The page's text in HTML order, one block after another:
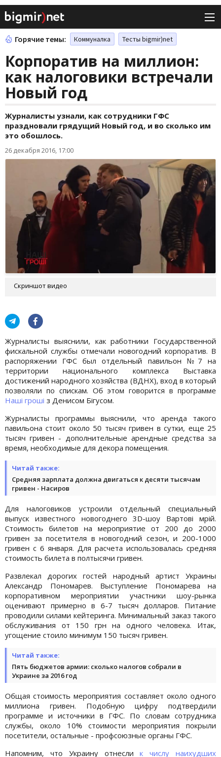
Горячие темы: Коммуналка Тесты bigmir)net
Корпоратив на миллион:
как налоговики встречали
Новый год
Журналисты узнали, как сотрудники ГФС
праздновали грядущий Новый год, и во сколько им
это обошлось.
26 декабря 2016, 17:00
Скриншот видео
Журналисты выяснили, как работники Государственной
фискальной службы отмечали новогодний корпоратив. В
распоряжении ГФС был отдельный павильон №7 на
территории национального комплекса Выставка
достижений народного хозяйства (ВДНХ), вход в который
позволяли по спискам. Об этом говорится в программе
Наші гроші з Денисом Бігусом.
Журналисты программы выяснили, что аренда такого
павильона стоит около 50 тысяч гривен в сутки, еще 25
тысяч гривен - дополнительные арендные средства за
время, необходимые для декора помещения.
Читай также:
Средняя зарплата должна двигаться к десяти тысячам
гривен - Насиров
Для налоговиков устроили отдельный специальный
выпуск известного новогоднего 3D-шоу Вартові мрій.
Стоимость билетов на мероприятие от 200 до 2000
гривен за посетителя в новогодний сезон, и 200-1000
гривен с 6 января. Для расчета использовалась средняя
стоимость билета в полтысячи гривен.
Развлекал дорогих гостей народный артист Украины
Александр Пономарев. Выступление Пономарева на
корпоративном мероприятии участники шоу-рынка
оценивают примерно в 6-7 тысяч долларов. Питание
проводили силами кейтеринга. Минимальный заказ такого
обслуживания от 150 грн на одного человека. Итак,
угощение стоило минимум 150 тысяч гривен.
Читай также:
Пять бюджетов армии: сколько налогов собрали в
Украине за 2016 год
Общая стоимость мероприятия составляет около одного
миллиона гривен. Подобную цифру подтвердили
программе и источники в ГФС. По словам сотрудника
службы, около 10% стоимости мероприятия покрыли
посетители, остальные - профсоюзные органы ГФС.
Напомним, что Украину отнеслик числу наихудших